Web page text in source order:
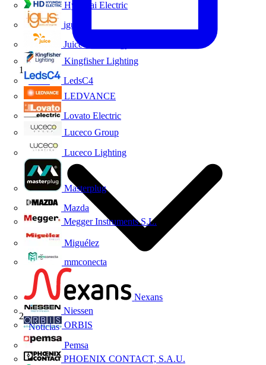
Hyundai Electric
igus
Juice Technology
Kingfisher Lighting
LedsC4
LEDVANCE
Lovato Electric
Luceco Group
Luceco Lighting
Masterplug
Mazda
Megger Instruments S.L.
Miguélez
mmconecta
Nexans
Niessen
ORBIS
Pemsa
PHOENIX CONTACT, S.A.U.
Inicio
Noticias